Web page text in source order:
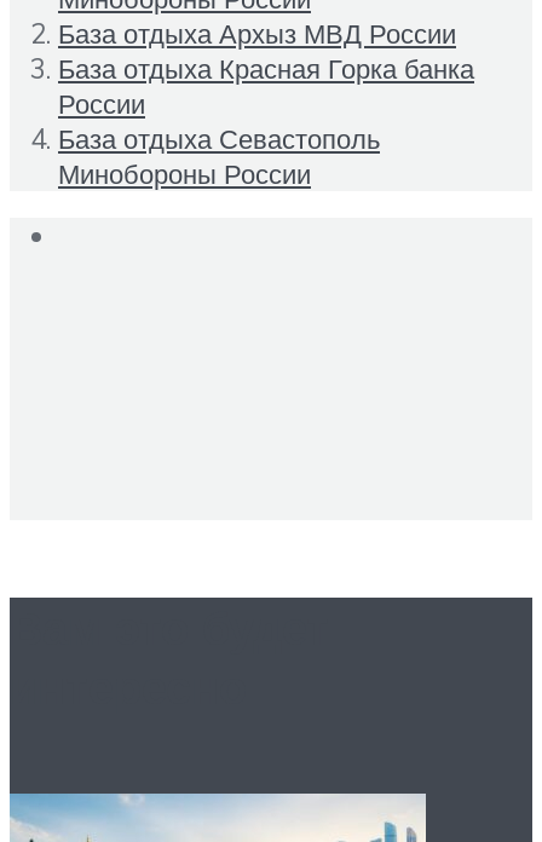
База отдыха Архыз МВД России
База отдыха Красная Горка банка
России
База отдыха Севастополь
Минобороны России